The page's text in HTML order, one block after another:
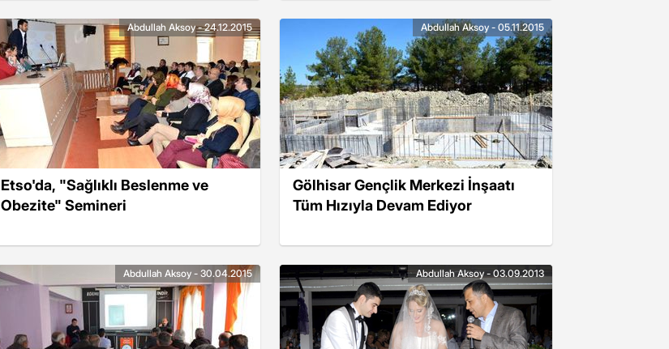
Etso'da, "Sağlıklı Beslenme ve
Obezite" Semineri
Abdullah Aksoy - 24.12.2015
Gölhisar Gençlik Merkezi İnşaatı
Tüm Hızıyla Devam Ediyor
Abdullah Aksoy - 05.11.2015
Abdullah Aksoy - 30.04.2015 Abdullah Aksoy - 03.09.2013